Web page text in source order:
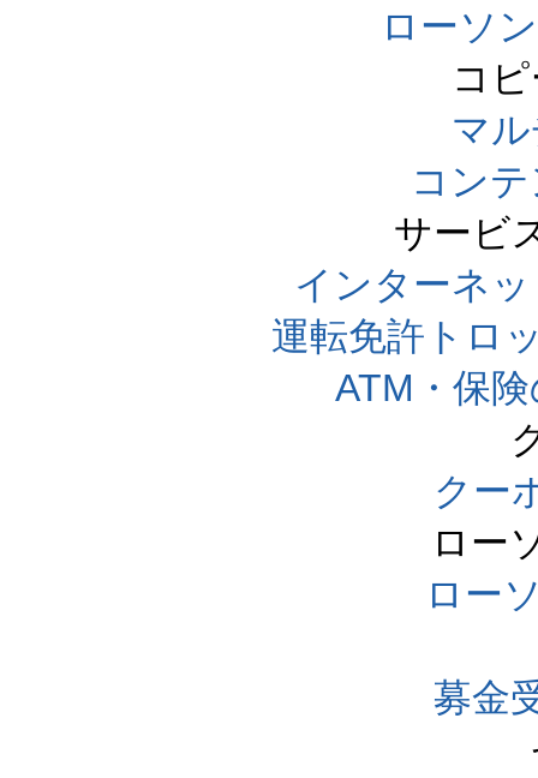
ローソ
コ
マ
コン
サービ
インターネ
運転免許トロ
ATM・保
クー
ロー
ロー
募金